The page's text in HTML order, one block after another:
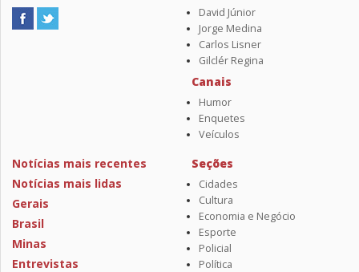
David Júnior
Jorge Medina
Carlos Lisner
Gilclér Regina
Canais
Humor
Enquetes
Veículos
Notícias mais recentes
Notícias mais lidas
Gerais
Brasil
Minas
Entrevistas
Seções
Cidades
Cultura
Economia e Negócio
Esporte
Policial
Política